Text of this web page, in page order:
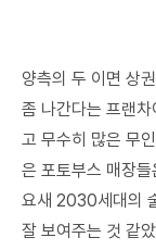
양측의 두 이면 상
좀 나간다는 프랜
고 무수히 많은 무
은 포토부스 매장
요새 2030세대의
잘 보여주는 것 같